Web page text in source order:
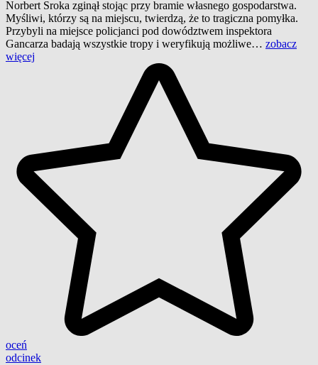
Norbert Sroka zginął stojąc przy bramie własnego gospodarstwa.
Myśliwi, którzy są na miejscu, twierdzą, że to tragiczna pomyłka.
Przybyli na miejsce policjanci pod dowództwem inspektora
Gancarza badają wszystkie tropy i weryfikują możliwe… zobacz
więcej
oceń
odcinek